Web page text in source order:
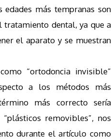
edades más tempranas son
tratamiento dental, ya que a
el aparato y se muestran
“ortodoncia invisible”
a los métodos más
más correcto sería
removibles”, nos
durante el artículo como